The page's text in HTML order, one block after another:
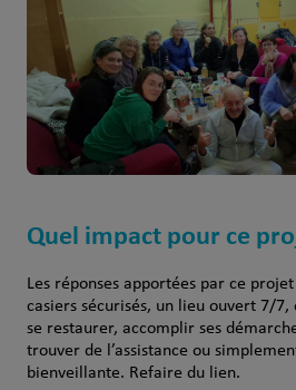
Quel impact pour ce
Les réponses apportées par ce
casiers sécurisés, un lieu ouvert 7/7,
se restaurer, accomplir ses
trouver de l’assistance ou
bienveillante. Refaire du lien.